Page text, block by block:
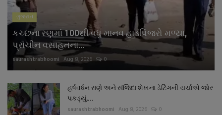
ગુજરાત
કચ્છના રણમાં 100થી વધુ માનવ હાડપિંજરો મળ્યા,
પ્રાચીન વસાહતના...
saurashtrabhoomi Aug 8, 2026 0
હર્ષવર્ધન રાણે અને સંજિદા શેખના ડેટિંગની ચર્ચાએ જોર
પકડ્યું,...
saurashtrabhoomi Aug 8, 2026 0